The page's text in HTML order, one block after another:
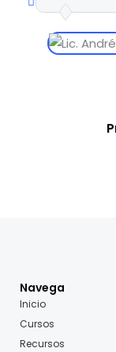
Navega
Inicio
Cursos
Recursos